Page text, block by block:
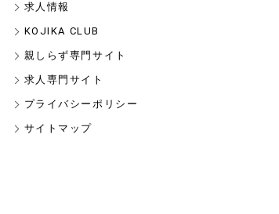
求人情報
KOJIKA CLUB
親しらず専門サイト
求人専門サイト
プライバシーポリシー
サイトマップ